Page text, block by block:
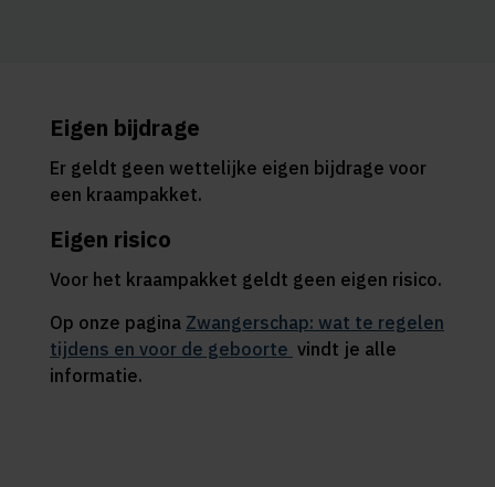
Eigen bijdrage
Er geldt geen wettelijke eigen bijdrage voor
een kraampakket.
Eigen risico
Voor het kraampakket geldt geen eigen risico.
Op onze pagina Zwangerschap: wat te regelen
tijdens en voor de geboorte vindt je alle
informatie.